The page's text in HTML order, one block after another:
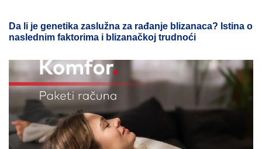
Da li je genetika zaslužna za rađanje blizanaca? Istina o
naslednim faktorima i blizanačkoj trudnoći